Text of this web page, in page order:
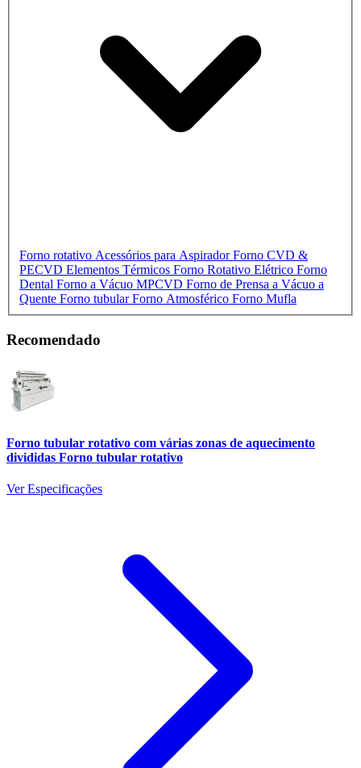
Forno rotativo Acessórios para AspiradorForno CVD &
PECVD Elementos Térmicos Forno Rotativo Elétrico Forno
Dental Forno a Vácuo MPCVD Forno de Prensa a Vácuo a
Quente Forno tubularForno Atmosférico Forno Mufla
Recomendado
Forno tubular rotativo com várias zonas de aquecimento
divididas Forno tubular rotativo
Ver Especificações